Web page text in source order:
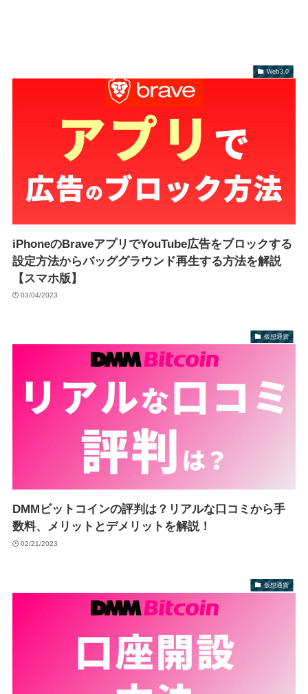
Web3.0
iPhoneのBraveアプリでYouTube広告をブロックする
設定方法からバッググラウンド再生する方法を解説
【スマホ版】
03/04/2023
仮想通貨
DMMビットコインの評判は？リアルな口コミから手
数料、メリットとデメリットを解説！
02/21/2023
仮想通貨